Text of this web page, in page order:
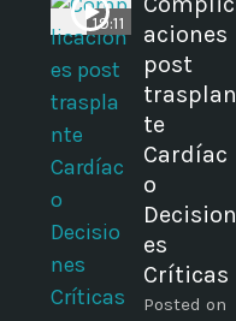
19:11
aciones
post
trasplan
te
Cardíac
o
Decision
es
Críticas
Posted on